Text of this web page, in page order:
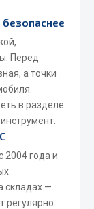
Перед
а точки
в разделе
2004 года и
складах —
регулярно